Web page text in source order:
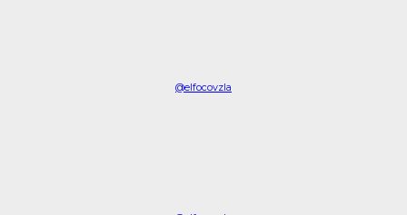
@elfocovzla